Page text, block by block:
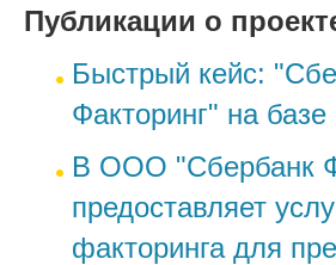
Публикации о
Быстрый кейс:
Факторинг" на
В ООО "Сбербанк
предоставляет
факторинга для